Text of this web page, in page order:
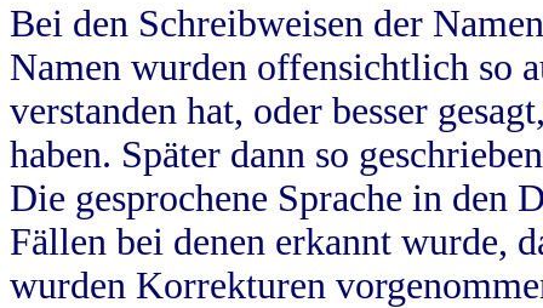
Bei den Schreibweisen der
Namen wurden offensichtlich so
verstanden hat, oder besser
haben. Später dann so
Die gesprochene Sprache in
Fällen bei denen erkannt wurde,
wurden Korrekturen